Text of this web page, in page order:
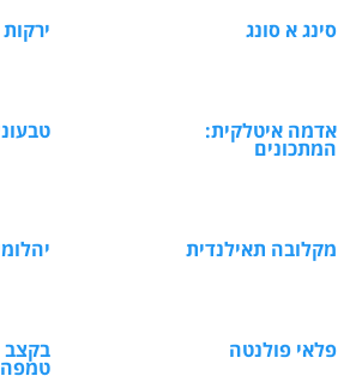
סינג א סונג
אדמה איטלקית:
המתכונים
מקלובה תאילנדית
פלאי פולנטה בקצב
טמפה